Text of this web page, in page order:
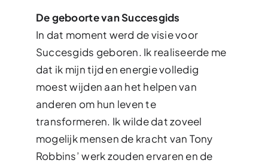
De geboorte van Succesgids
In dat moment werd de visie voor
Succesgids geboren. Ik realiseerde me
dat ik mijn tijd en energie volledig
moest wijden aan het helpen van
anderen om hun leven te
transformeren. Ik wilde dat zoveel
mogelijk mensen de kracht van Tony
Robbins’ werk zouden ervaren en de